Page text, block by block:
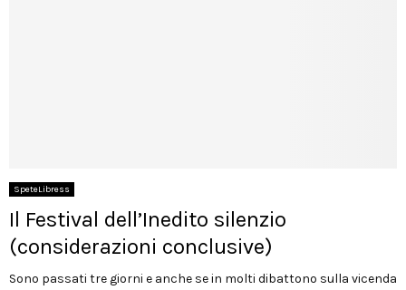
SpeteLibress
Il Festival dell’Inedito silenzio
(considerazioni conclusive)
Sono passati tre giorni e anche se in molti dibattono sulla vicenda